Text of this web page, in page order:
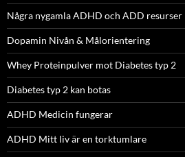
Några nygamla ADHD och ADD resurser
Dopamin Nivån & Målorientering
Whey Proteinpulver mot Diabetes typ 2
Diabetes typ 2 kan botas
ADHD Medicin fungerar
ADHD Mitt liv är en torktumlare